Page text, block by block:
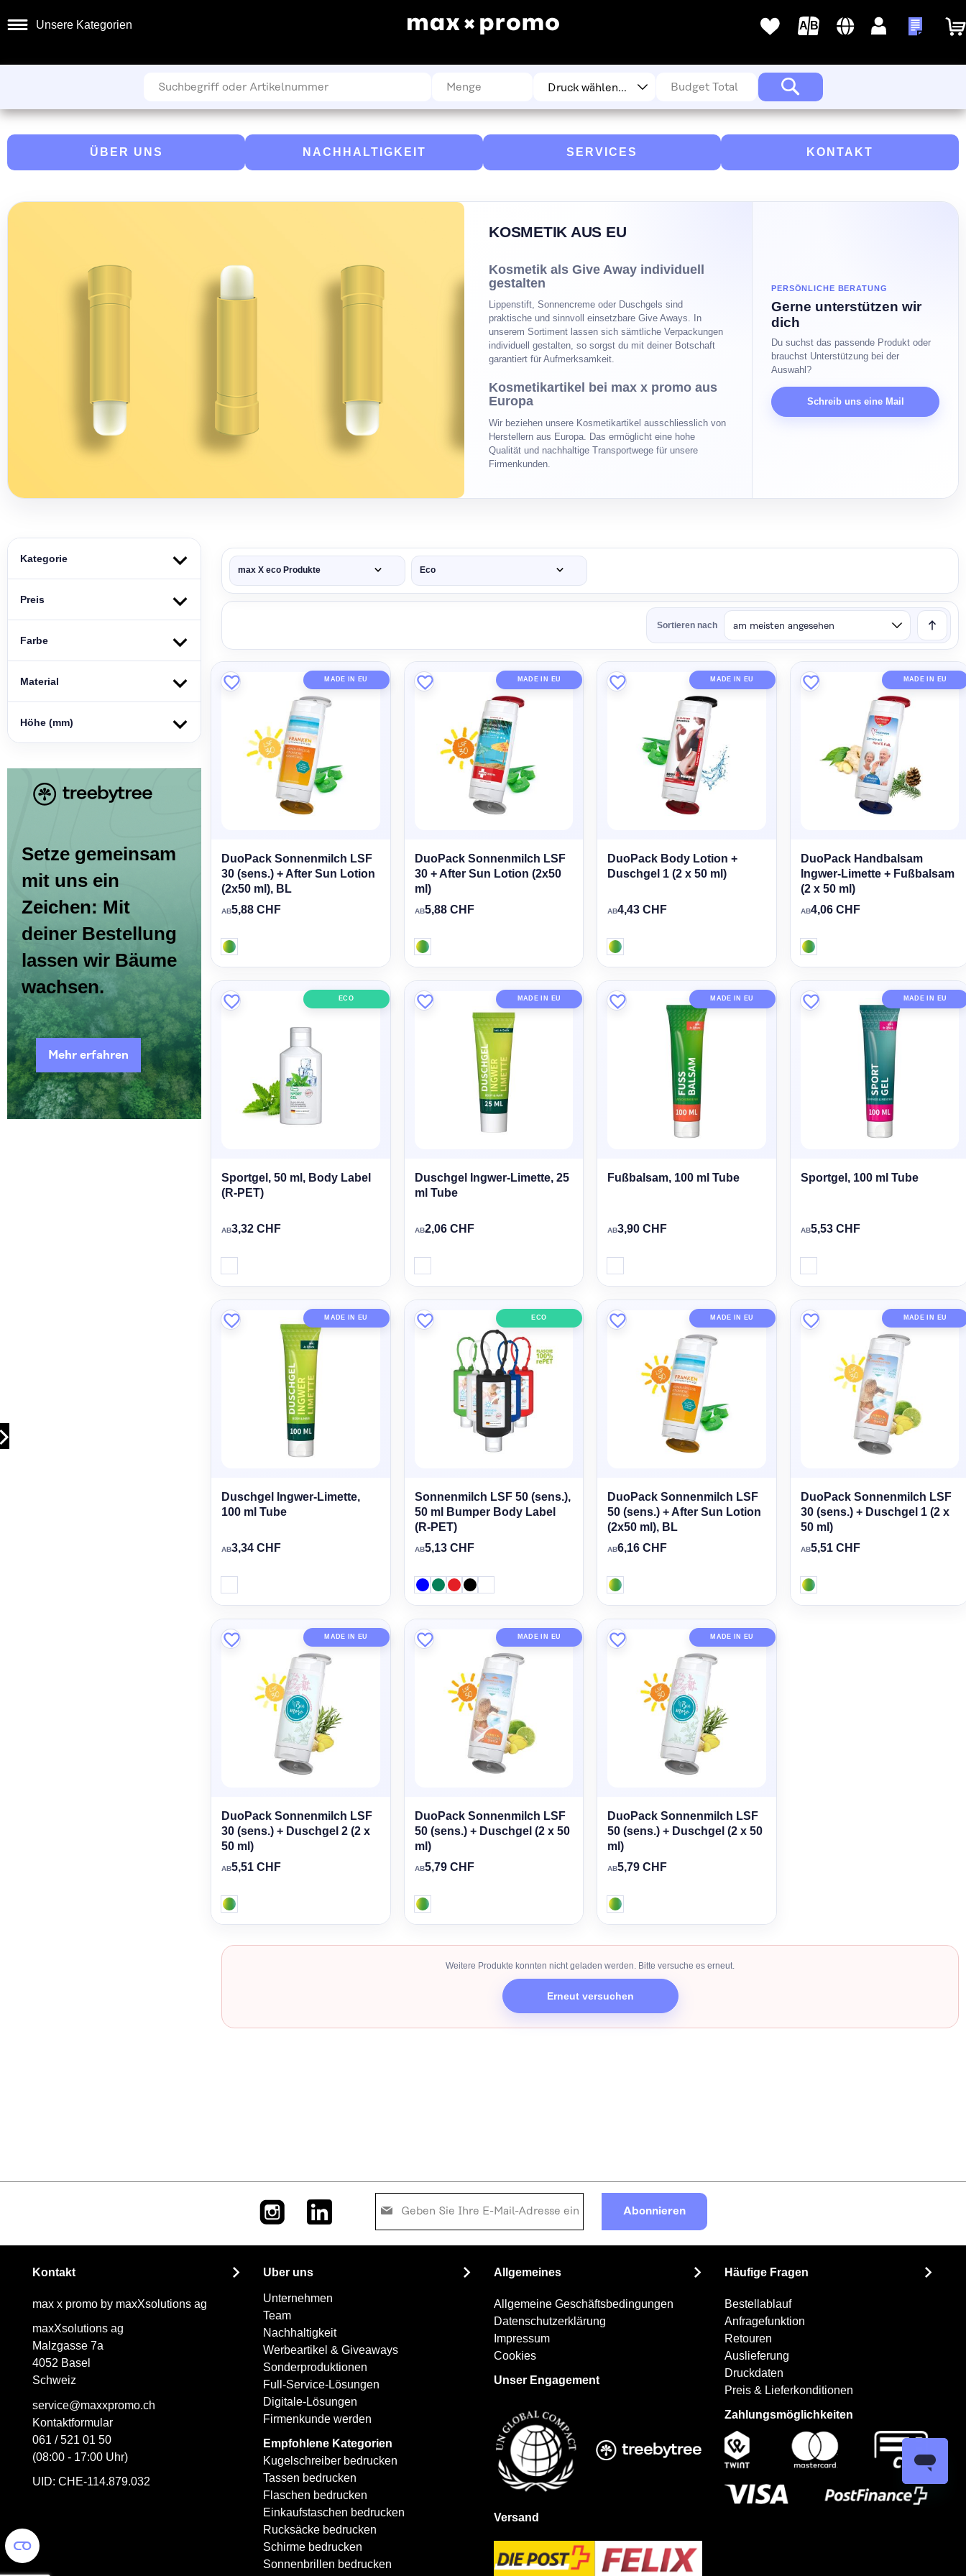
Unsere Kategorien Meine
Anmelden
Meine
Wunschlisten
Sprache
Deutsch
Suche
ÜBER UNS NACHHALTIGKEIT SERVICES KONTAKT
KOSMETIK AUS EU
Kosmetik als Give Away individuell
gestalten
Lippenstift, Sonnencreme oder Duschgels sind
praktische und sinnvoll einsetzbare Give Aways. In
unserem Sortiment lassen sich sämtliche Verpackungen
individuell gestalten, so sorgst du mit deiner Botschaft
garantiert für Aufmerksamkeit.
Kosmetikartikel bei max x promo aus
Europa
Wir beziehen unsere Kosmetikartikel ausschliesslich von
Herstellern aus Europa. Das ermöglicht eine hohe
Qualität und nachhaltige Transportwege für unsere
Firmenkunden.
PERSÖNLICHE BERATUNG
Gerne unterstützen wir
dich
Du suchst das passende Produkt oder
brauchst Unterstützung bei der
Auswahl?
Schreib uns eine Mail
max X eco Produkte Eco
Sortieren nach
MADE IN EU
DuoPack Sonnenmilch LSF
30 (sens.) + After Sun Lotion
(2x50 ml), BL
AB5,88 CHF
MADE IN EU
DuoPack Sonnenmilch LSF
30 + After Sun Lotion (2x50
ml)
AB5,88 CHF
MADE IN EU
DuoPack Body Lotion +
Duschgel 1 (2 x 50 ml)
AB4,43 CHF
MADE IN EU
DuoPack Handbalsam
Ingwer-Limette + Fußbalsam
(2 x 50 ml)
AB4,06 CHF
ECO
Sportgel, 50 ml, Body Label
(R-PET)
AB3,32 CHF
MADE IN EU
Duschgel Ingwer-Limette, 25
ml Tube
AB2,06 CHF
MADE IN EU
Fußbalsam, 100 ml Tube
AB3,90 CHF
MADE IN EU
Sportgel, 100 ml Tube
AB5,53 CHF
MADE IN EU
Duschgel Ingwer-Limette,
100 ml Tube
AB3,34 CHF
ECO
Sonnenmilch LSF 50 (sens.),
50 ml Bumper Body Label
(R-PET)
AB5,13 CHF
MADE IN EU
DuoPack Sonnenmilch LSF
50 (sens.) + After Sun Lotion
(2x50 ml), BL
AB6,16 CHF
MADE IN EU
DuoPack Sonnenmilch LSF
30 (sens.) + Duschgel 1 (2 x
50 ml)
AB5,51 CHF
MADE IN EU
DuoPack Sonnenmilch LSF
30 (sens.) + Duschgel 2 (2 x
50 ml)
AB5,51 CHF
MADE IN EU
DuoPack Sonnenmilch LSF
50 (sens.) + Duschgel (2 x 50
ml)
AB5,79 CHF
MADE IN EU
DuoPack Sonnenmilch LSF
50 (sens.) + Duschgel (2 x 50
ml)
AB5,79 CHF
Weitere Produkte konnten nicht geladen werden. Bitte versuche es erneut.
Erneut versuchen
Kategorie
Preis
Farbe
Material
Höhe (mm)
Setze gemeinsam
mit uns ein
Zeichen: Mit
deiner Bestellung
lassen wir Bäume
wachsen.
Mehr erfahren
Sie
sich
für
Abonnieren
Kontakt
max x promo by maxXsolutions ag
maxXsolutions ag
Malzgasse 7a
4052 Basel
Schweiz
service@maxxpromo.ch
Kontaktformular
061 / 521 01 50
(08:00 - 17:00 Uhr)
UID: CHE-114.879.032
Über uns
Unternehmen
Team
Nachhaltigkeit
Werbeartikel & Giveaways
Sonderproduktionen
Full-Service-Lösungen
Digitale-Lösungen
Firmenkunde werden
Empfohlene Kategorien
Kugelschreiber bedrucken
Tassen bedrucken
Flaschen bedrucken
Einkaufstaschen bedrucken
Rucksäcke bedrucken
Schirme bedrucken
Sonnenbrillen bedrucken
Allgemeines
Allgemeine Geschäftsbedingungen
Datenschutzerklärung
Impressum
Cookies
Unser Engagement
Versand
Häufige Fragen
Bestellablauf
Anfragefunktion
Retouren
Auslieferung
Druckdaten
Preis & Lieferkonditionen
Zahlungsmöglichkeiten